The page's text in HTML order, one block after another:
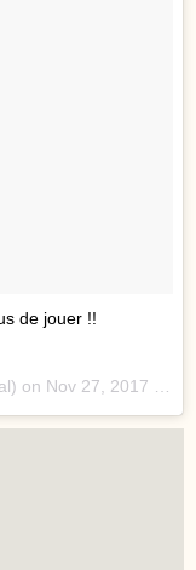
de jouer !!
on Nov 27, 2017 at 11:13am PST